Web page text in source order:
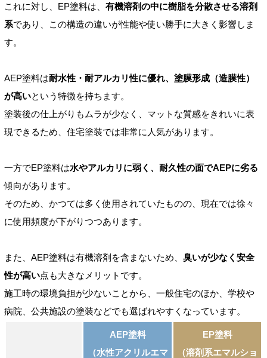
これに対し、EP塗料は、 有機溶剤の中に樹脂を分散させる溶剤
系であり、この構造の違いが性能や使い勝手に大きく影響しま
す。
AEP塗料は耐水性・耐アルカリ性に優れ、塗膜形成（造膜性）
が高いという特徴を持ちます。
塗装後の仕上がりもムラが少なく、マットな質感をきれいに表
現できるため、住宅塗装では非常に人気があります。
一方でEP塗料は水やアルカリに弱く、耐久性の面でAEPに劣る
傾向があります。
そのため、かつては多く使用されていたものの、現在では徐々
に使用頻度が下がりつつあります。
また、AEP塗料は有機溶剤を含まないため、 臭いが少なく安全
性が高い点も大きなメリットです。
施工時の環境負担が少ないことから、一般住宅のほか、学校や
病院、公共施設の塗装などでも選ばれやすくなっています。
AEP塗料
（水性アクリルエマ
EP塗料
（溶剤系エマルショ